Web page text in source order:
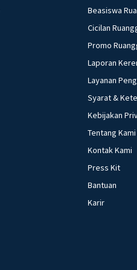
Jadilah
Teruslah
10.
Dukung
dalam
Jadi,
dengan
Beasiswa
Cicilan
Promo
Laporan
Layanan
Syarat &
Kebijakan
Tentang Kami
Kontak Kami
Press Kit
Bantuan
Karir